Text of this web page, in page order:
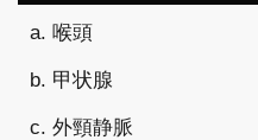
a. 喉頭
b. 甲状腺
c. 外頸静脈